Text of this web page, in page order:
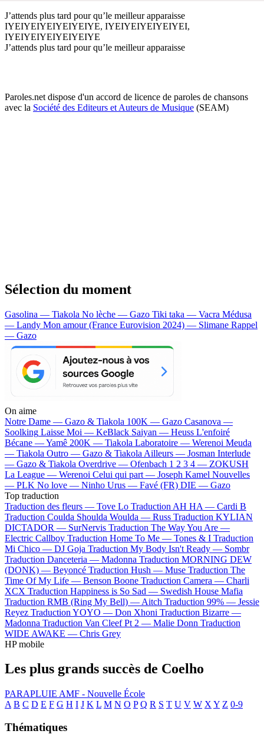
J’attends plus tard pour qu’le meilleur apparaisse
IYEIYEIYEIYEIYEIYE, IYEIYEIYEIYEIYEI,
IYEIYEIYEIYEIYEIYE
J’attends plus tard pour qu’le meilleur apparaisse
Paroles.net dispose d'un accord de licence de paroles de chansons
avec la Société des Editeurs et Auteurs de Musique (SEAM)
Sélection du moment
Gasolina — Tiakola No lèche — Gazo Tiki taka — Vacra Médusa
— Landy Mon amour (France Eurovision 2024) — Slimane Rappel
— Gazo
On aime
Notre Dame — Gazo & Tiakola 100K — Gazo Casanova —
Soolking Laisse Moi — KeBlack Saiyan — Heuss L'enfoiré
Bécane —Yamê 200K — Tiakola Laboratoire — Werenoi Meuda
— Tiakola Outro — Gazo & Tiakola Ailleurs — Josman Interlude
— Gazo & Tiakola Overdrive — Ofenbach 1 2 3 4 — ZOKUSH
La League — Werenoi Celui qui part — Joseph Kamel Nouvelles
— PLK No love — Ninho Urus — Favé (FR) DIE — Gazo
Top traduction
Traduction des fleurs — Tove Lo Traduction AH HA — Cardi B
Traduction Coulda Shoulda Woulda — Russ Traduction KYLIAN
DICTADOR — SurNervis Traduction The Way You Are —
Electric Callboy Traduction Home To Me — Tones & I Traduction
Mi Chico — DJ Goja Traduction My Body Isn't Ready — Sombr
Traduction Danceteria — Madonna Traduction MORNING DEW
(DONK) — Beyoncé Traduction Hush — Muse Traduction The
Time Of My Life — Benson Boone Traduction Camera — Charli
XCX Traduction Happiness is So Sad — Swedish House Mafia
Traduction RMB (Ring My Bell) — Aitch Traduction 99% — Jessie
Reyez Traduction YOYO — Don Xhoni Traduction Bizarre —
Madonna Traduction Van Cleef Pt 2 — Malie Donn Traduction
WIDE AWAKE — Chris Grey
HP mobile
Les plus grands succès de Coelho
PARAPLUIE AMF - Nouvelle École
A B C D E F G H I J K L M N O P Q R S T U V W X Y Z 0-9
Thématiques